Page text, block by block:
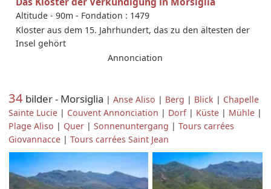
Altitude - 90m - Fondation : 1479
Kloster aus dem 15. Jahrhundert, das zu den ältesten der
Insel gehört
Annonciation
34 bilder - Morsiglia |Anse Aliso | Berg | Blick | Chapelle
Sainte Lucie | Couvent Annonciation | Dorf| Küste | Mühle |
Plage Aliso | Quer |Sonnenuntergang |Tours carrées
Giovannacce |Tours carrées Saint Jean